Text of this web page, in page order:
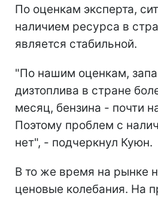
По оценкам эксперта,
наличием ресурса в
является стабильной.
"По нашим оценкам,
дизтоплива в стране
месяц, бензина - почти
Поэтому проблем с
нет", - подчеркнул Куюн.
В то же время на рынке
ценовые колебания. На